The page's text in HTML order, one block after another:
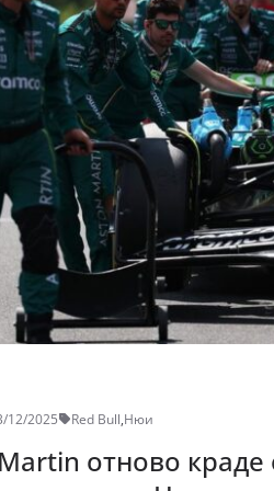
12/2025 Red Bull,Нюи
отново